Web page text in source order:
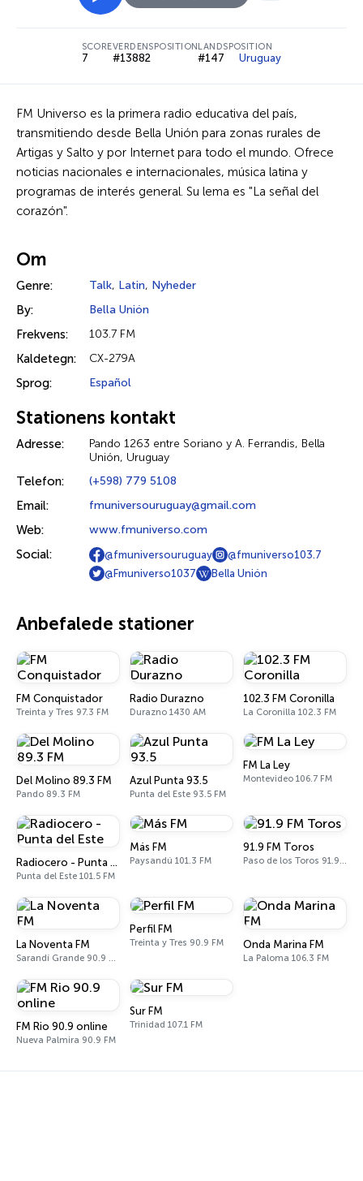
SCORE
7
VERDENSPOSITION
#13882
LANDSPOSITION
#147 Uruguay
FM Universo es la primera radio educativa del país,
transmitiendo desde Bella Unión para zonas rurales de
Artigas y Salto y por Internet para todo el mundo. Ofrece
noticias nacionales e internacionales, música latina y
programas de interés general. Su lema es "La señal del
corazón".
Om
Genre: Talk, Latin, Nyheder
By: Bella Unión
Frekvens: 103.7 FM
Kaldetegn: CX-279A
Sprog: Español
Stationens kontakt
Adresse:
Pando 1263 entre Soriano y A. Ferrandis, Bella
Unión, Uruguay
Telefon: (+598) 779 5108
Email: fmuniversouruguay@gmail.com
Web: www.fmuniverso.com
Social: @fmuniversouruguay
@fmuniverso103.7
@Fmuniverso1037
Bella Unión
Anbefalede stationer
FM Conquistador
Treinta y Tres 97.3 FM
Radio Durazno
Durazno 1430 AM
102.3 FM Coronilla
La Coronilla 102.3 FM
Del Molino 89.3 FM
Pando 89.3 FM
Azul Punta 93.5
Punta del Este 93.5 FM
FM La Ley
Montevideo 106.7 FM
Radiocero - Punta del Este
Punta del Este 101.5 FM
Más FM
Paysandú 101.3 FM
91.9 FM Toros
Paso de los Toros 91.9 FM
La Noventa FM
Sarandí Grande 90.9 FM
Perfil FM
Treinta y Tres 90.9 FM Onda Marina FM
La Paloma 106.3 FM
FM Rio 90.9 online
Nueva Palmira 90.9 FM
Sur FM
Trinidad 107.1 FM